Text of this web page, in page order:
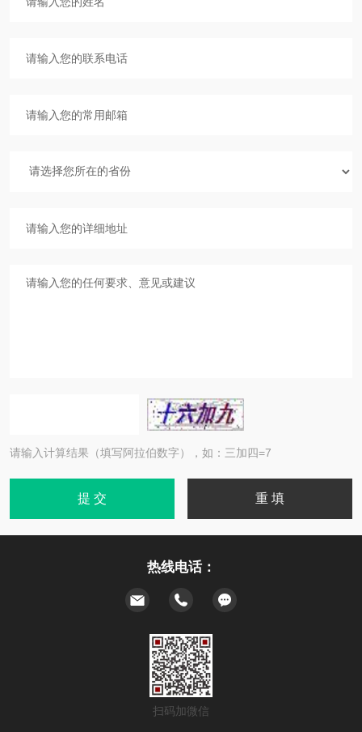
请输入计算结果（填写阿拉伯数字），如：三加四=7
热线电话：
扫码加微信